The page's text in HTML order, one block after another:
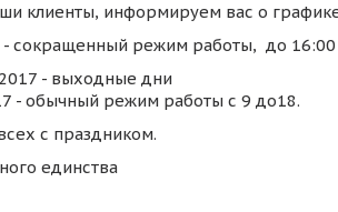
клиенты, информируем вас о
- сокращенный режим работы, до
- выходные дни
- обычный режим работы с 9 до18.
с праздником.